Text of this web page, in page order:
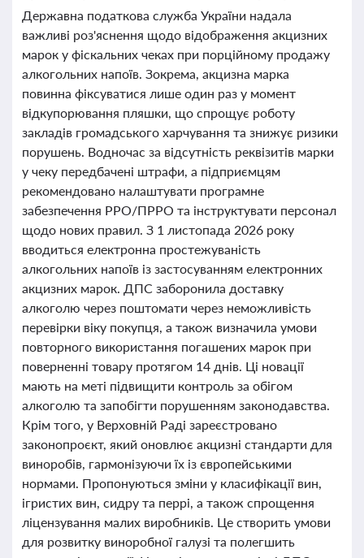
Державна податкова служба України надала
важливі роз'яснення щодо відображення акцизних
марок у фіскальних чеках при порційному продажу
алкогольних напоїв. Зокрема, акцизна марка
повинна фіксуватися лише один раз у момент
відкупорювання пляшки, що спрощує роботу
закладів громадського харчування та знижує ризики
порушень. Водночас за відсутність реквізитів марки
у чеку передбачені штрафи, а підприємцям
рекомендовано налаштувати програмне
забезпечення РРО/ПРРО та інструктувати персонал
щодо нових правил. З 1 листопада 2026 року
вводиться електронна простежуваність
алкогольних напоїв із застосуванням електронних
акцизних марок. ДПС заборонила доставку
алкоголю через поштомати через неможливість
перевірки віку покупця, а також визначила умови
повторного використання погашених марок при
поверненні товару протягом 14 днів. Ці новації
мають на меті підвищити контроль за обігом
алкоголю та запобігти порушенням законодавства.
Крім того, у Верховній Раді зареєстровано
законопроєкт, який оновлює акцизні стандарти для
виноробів, гармонізуючи їх із європейськими
нормами. Пропонуються зміни у класифікації вин,
ігристих вин, сидру та перрі, а також спрощення
ліцензування малих виробників. Це створить умови
для розвитку виноробної галузі та полегшить